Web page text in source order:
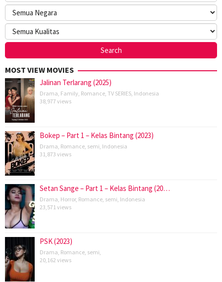
MOST VIEW MOVIES
Jalinan Terlarang (2025)
Drama Family Romance TV SERIES Indonesia
38,977 views
Bokep – Part 1 – Kelas Bintang (2023)
Drama Romance semi Indonesia
31,873 views
Setan Sange – Part 1 – Kelas Bintang (20…
Drama Horror, Romance semi Indonesia
23,571 views
PSK (2023)
Drama Romance semi
20,162 views